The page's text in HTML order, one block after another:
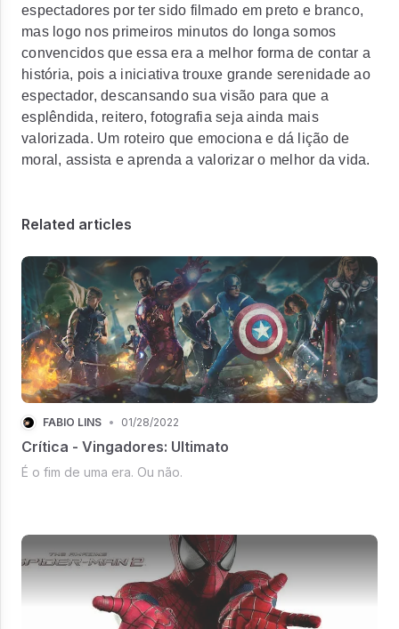
espectadores por ter sido filmado em preto e branco,
mas logo nos primeiros minutos do longa somos
convencidos que essa era a melhor forma de contar a
história, pois a iniciativa trouxe grande serenidade ao
espectador, descansando sua visão para que a
esplêndida, reitero, fotografia seja ainda mais
valorizada. Um roteiro que emociona e dá lição de
moral, assista e aprenda a valorizar o melhor da vida.
Related articles
FÁBIO LINS • 01/28/2022
Crítica - Vingadores: Ultimato
É o fim de uma era. Ou não.